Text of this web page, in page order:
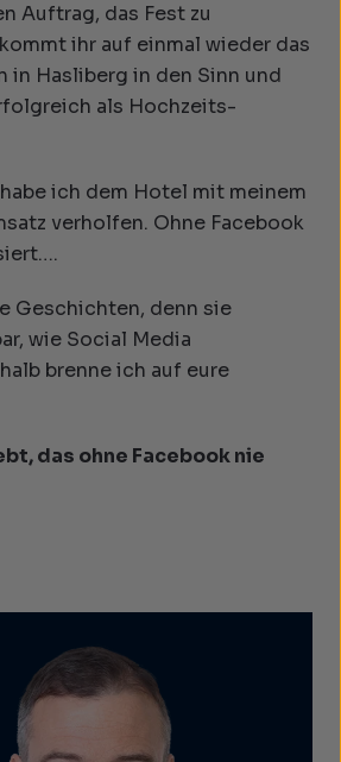
Auftrag, das Fest zu
ihr auf einmal wieder das
in Hasliberg in den Sinn und
als Hochzeits-
ich dem Hotel mit meinem
verholfen. Ohne Facebook
Geschichten, denn sie
wie Social Media
brenne ich auf eure
das ohne Facebook nie